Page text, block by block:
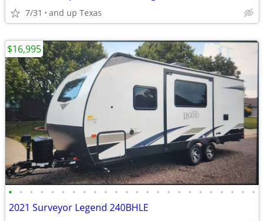
7/31 and up Texas
• • • • • • • • • • • • • • • • • • • • • • • •
2021 Surveyor Legend 240BHLE
$16,995